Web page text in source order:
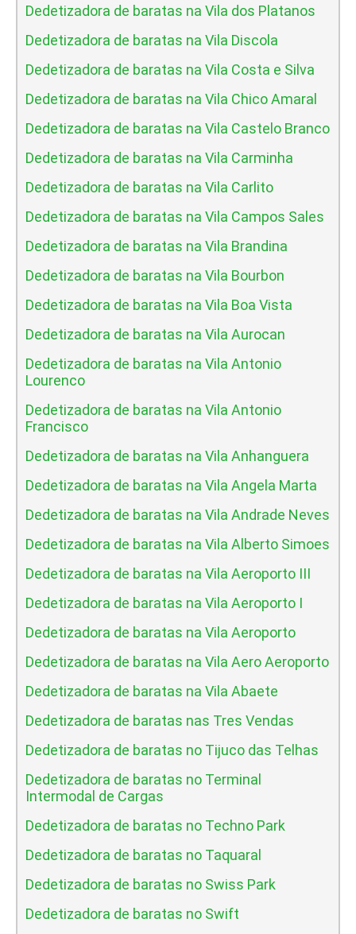
Dedetizadora de baratas na Vila dos Platanos
Dedetizadora de baratas na Vila Discola
Dedetizadora de baratas na Vila Costa e Silva
Dedetizadora de baratas na Vila Chico Amaral
Dedetizadora de baratas na Vila Castelo Branco
Dedetizadora de baratas na Vila Carminha
Dedetizadora de baratas na Vila Carlito
Dedetizadora de baratas na Vila Campos Sales
Dedetizadora de baratas na Vila Brandina
Dedetizadora de baratas na Vila Bourbon
Dedetizadora de baratas na Vila Boa Vista
Dedetizadora de baratas na Vila Aurocan
Dedetizadora de baratas na Vila Antonio
Lourenco
Dedetizadora de baratas na Vila Antonio
Francisco
Dedetizadora de baratas na Vila Anhanguera
Dedetizadora de baratas na Vila Angela Marta
Dedetizadora de baratas na Vila Andrade Neves
Dedetizadora de baratas na Vila Alberto Simoes
Dedetizadora de baratas na Vila Aeroporto III
Dedetizadora de baratas na Vila Aeroporto I
Dedetizadora de baratas na Vila Aeroporto
Dedetizadora de baratas na Vila Aero Aeroporto
Dedetizadora de baratas na Vila Abaete
Dedetizadora de baratas nas Tres Vendas
Dedetizadora de baratas no Tijuco das Telhas
Dedetizadora de baratas no Terminal
Intermodal de Cargas
Dedetizadora de baratas no Techno Park
Dedetizadora de baratas no Taquaral
Dedetizadora de baratas no Swiss Park
Dedetizadora de baratas no Swift